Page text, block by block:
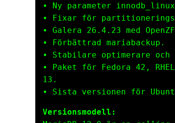
• Ny parameter
• Fixar för
• Galera 26.4.23 med
• Förbättrad mariabackup.
• Stabilare optimerare och
• Paket för Fedora 42,
13.
• Sista versionen för
Versionsmodell: